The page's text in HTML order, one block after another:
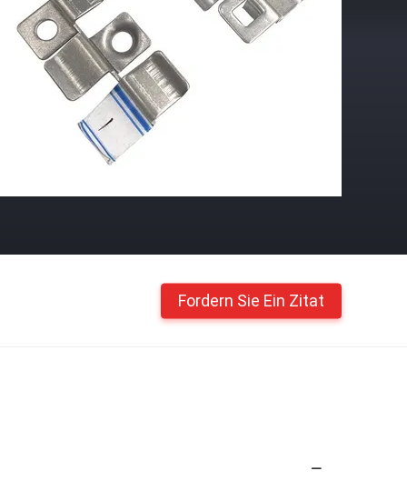
Fordern Sie Ein Zitat